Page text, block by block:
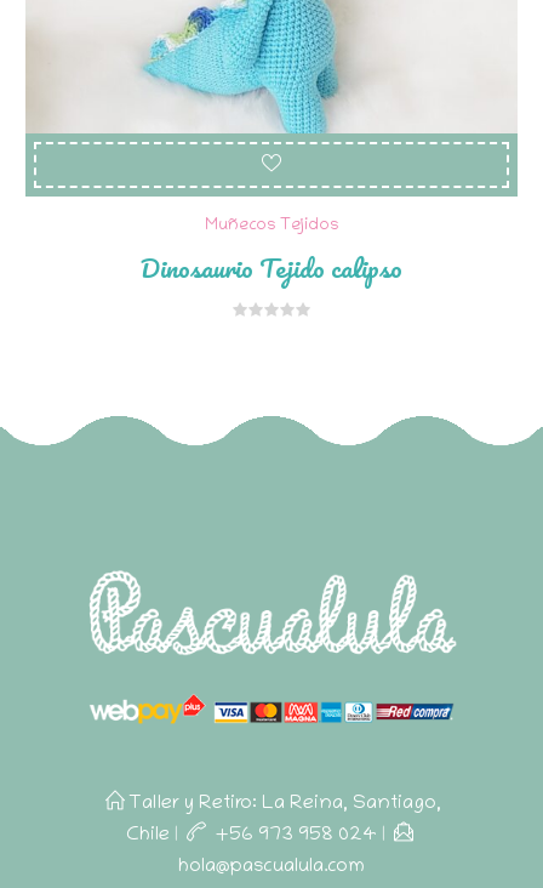
Muñecos Tejidos
Dinosaurio Tejido calipso
Taller y Retiro: La Reina, Santiago,
Chile | +56 973 958 024 |
hola@pascualula.com